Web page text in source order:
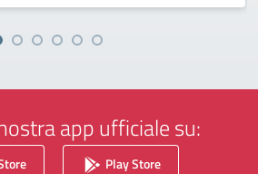
app ufficiale su:
Play Store